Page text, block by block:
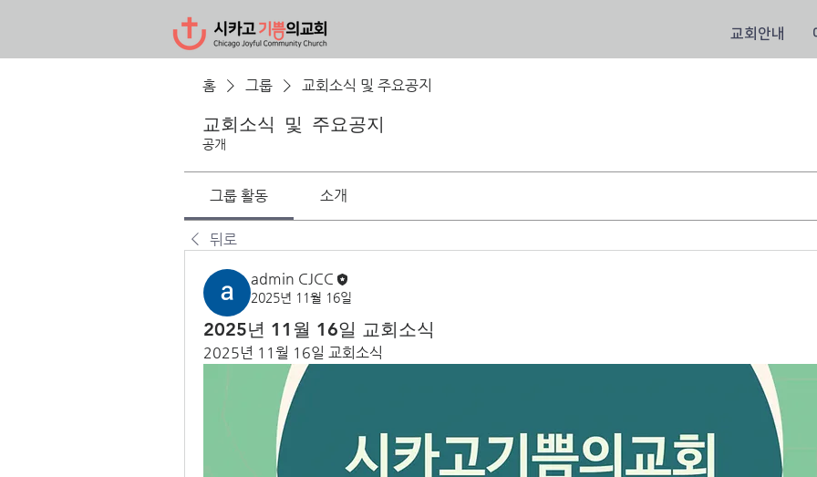
교회안내
홈 그룹 교회소식 및 주요공지
교회소식 및 주요공지
공개
그룹 활동 소개
뒤로
admin CJCC
2025년 11월 16일
2025년 11월 16일 교회소식
2025년 11월 16일 교회소식